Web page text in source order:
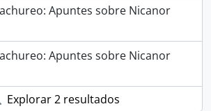
Apuntes sobre Nicanor
Apuntes sobre Nicanor
Explorar 2 resultados